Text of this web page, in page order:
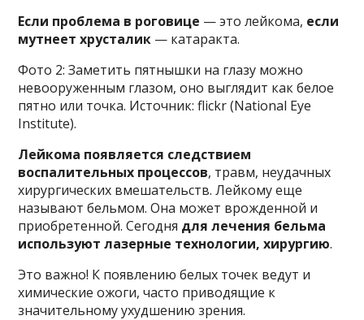
Если проблема в роговице — это лейкома, если
мутнеет хрусталик — катаракта.
Фото 2: Заметить пятнышки на глазу можно
невооруженным глазом, оно выглядит как белое
пятно или точка. Источник: flickr (National Eye
Institute).
Лейкома появляется следствием
воспалительных процессов, травм, неудачных
хирургических вмешательств. Лейкому еще
называют бельмом. Она может врожденной и
приобретенной. Сегодня для лечения бельма
используют лазерные технологии, хирургию.
Это важно! К появлению белых точек ведут и
химические ожоги, часто приводящие к
значительному ухудшению зрения.